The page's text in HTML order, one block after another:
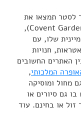
לסטר תמצאו את
(Covent Garden),
שלו, עם
חנויות
האתרים החשובים
המלכותי,
מחול ומוסיקה
גם סיורים או
זול או בחינם. עוד